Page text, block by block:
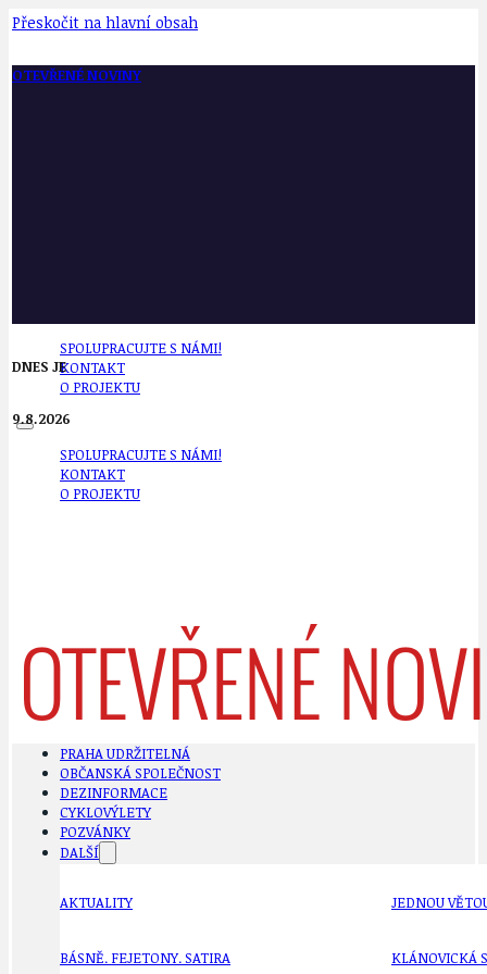
Přeskočit na hlavní obsah
OTEVŘENÉ NOVINY
SPOLUPRACUJTE S NÁMI!
KONTAKT
O PROJEKTU
SPOLUPRACUJTE S NÁMI!
KONTAKT
O PROJEKTU
DNES JE
9.8.2026
PRAHA UDRŽITELNÁ
OBČANSKÁ SPOLEČNOST
DEZINFORMACE
CYKLOVÝLETY
POZVÁNKY
DALŠÍ
AKTUALITY
BÁSNĚ. FEJETONY. SATIRA
JEDNOU
KLÁNOVICKÁ